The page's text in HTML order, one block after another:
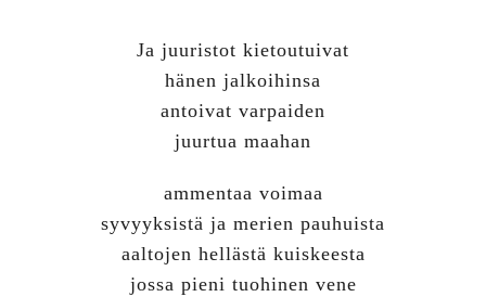
Ja juuristot kietoutuivat
hänen jalkoihinsa
antoivat varpaiden
juurtua maahan
ammentaa voimaa
syvyyksistä ja merien pauhuista
aaltojen hellästä kuiskeesta
jossa pieni tuohinen vene